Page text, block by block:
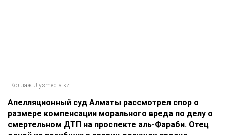
Коллаж Ulysmedia.kz
Апелляционный суд Алматы рассмотрел спор о
размере компенсации морального вреда по делу о
смертельном ДТП на проспекте аль-Фараби. Отец